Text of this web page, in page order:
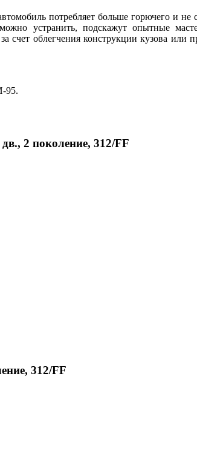
потребляет больше горючего и не
устранить, подскажут опытные
счет облегчения конструкции кузова
95.
2 поколение, 312/FF
312/FF